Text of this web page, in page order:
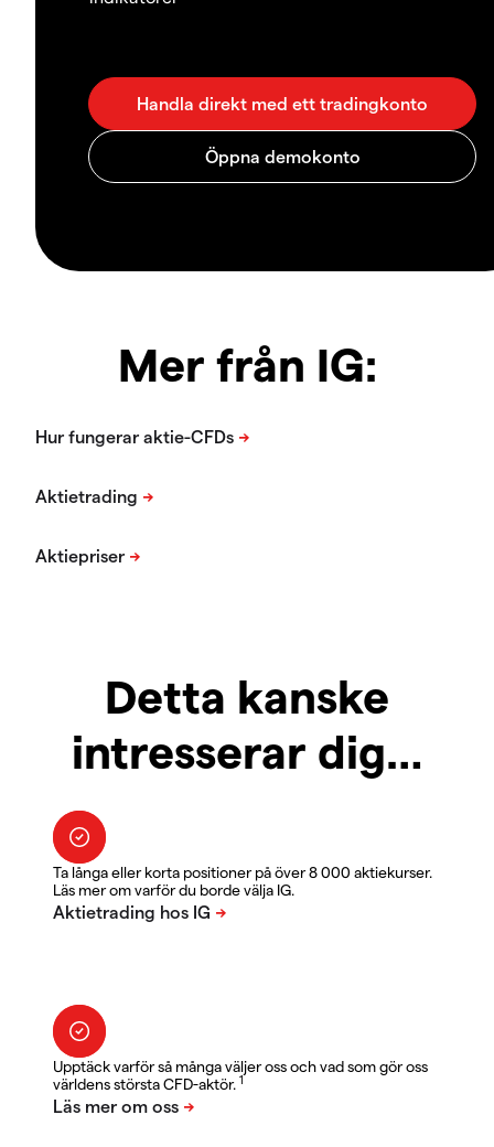
Mer från IG:
Detta kanske
intresserar dig…
Ta långa eller korta positioner på över 8 000 aktiekurser.
Läs mer om varför du borde välja IG.
Upptäck varför så många väljer oss och vad som gör oss
världens största CFD-aktör. 1